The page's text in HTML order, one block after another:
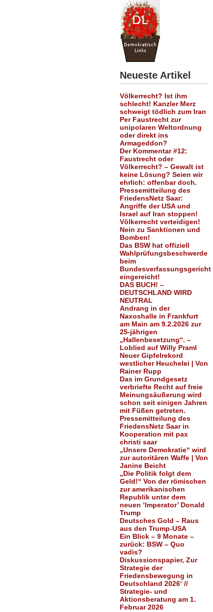
Neueste Artikel
Völkerrecht? Ist ihm
schlecht! Kanzler Merz
schweigt tödlich zum Iran
Per Faustrecht zur
unipolaren Weltordnung
oder direkt ins
Armageddon?
Der Kommentar #12:
Faustrecht oder
Völkerrecht? – Gewalt ist
keine Lösung? Seien wir
ehrlich: offenbar doch.
Pressemitteilung des
FriedensNetz Saar:
Angriffe der USA und
Israel auf Iran stoppen!
Völkerrecht verteidigen!
Nein zu Sanktionen und
Bomben!
Das BSW hat offiziell
Wahlprüfungsbeschwerde
beim
Bundesverfassungsgericht
eingereicht!
DAS BUCH! –
DEUTSCHLAND WIRD
NEUTRAL
Andrang in der
Naxoshalle in Frankfurt
am Main am 9.2.2026 zur
25-jährigen
„Hallenbesetzung“. –
Loblied auf Willy Praml
Neuer Gipfelrekord
westlicher Heuchelei | Von
Rainer Rupp
Das im Grundgesetz
verbriefte Recht auf freie
Meinungsäußerung wird
schon seit einigen Jahren
mit Füßen getreten.
Pressemitteilung des
FriedensNetz Saar in
Kooperation mit pax
christi saar
„Unsere Demokratie“ wird
zur autoritären Waffe | Von
Janine Beicht
„Die Politik folgt dem
Geld!“ Von der römischen
zur amerikanischen
Republik unter dem
neuen ’Imperator’ Donald
Trump
Deutsches Gold – Raus
aus den Trump-USA
Ein Blick – 9 Monate –
zurück: BSW – Quo
vadis?
Diskussionspapier, Zur
Strategie der
Friedensbewegung in
Deutschland 2026‘ //
Strategie- und
Aktionsberatung am 1.
Februar 2026